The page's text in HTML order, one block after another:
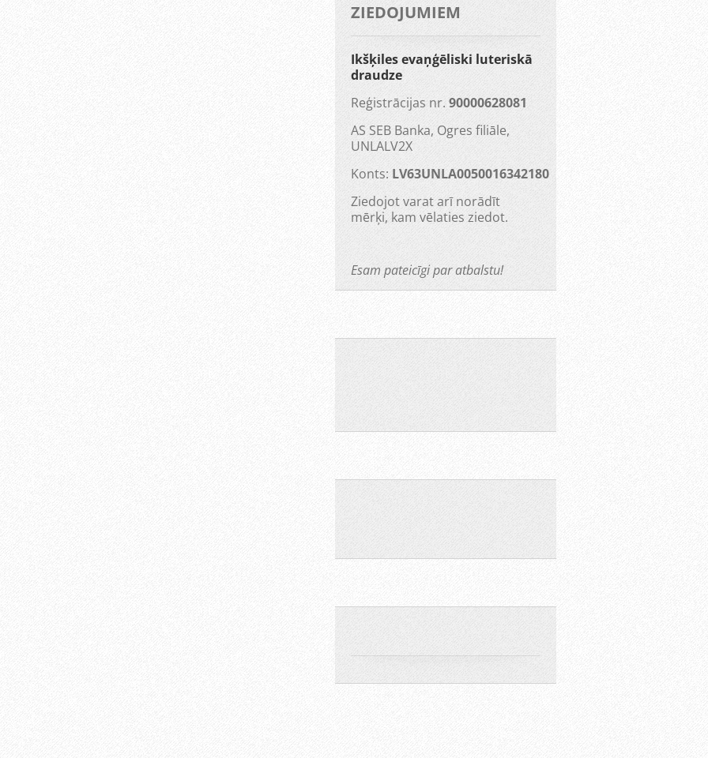
ZIEDOJUMIEM
Ikšķiles evaņģēliski luteriskā
draudze
Reģistrācijas nr.90000628081
AS SEB Banka, Ogres filiāle,
UNLALV2X
Konts: LV63UNLA0050016342180
Ziedojot varat arī norādīt
mērķi, kam vēlaties ziedot.
Esam pateicīgi par atbalstu!